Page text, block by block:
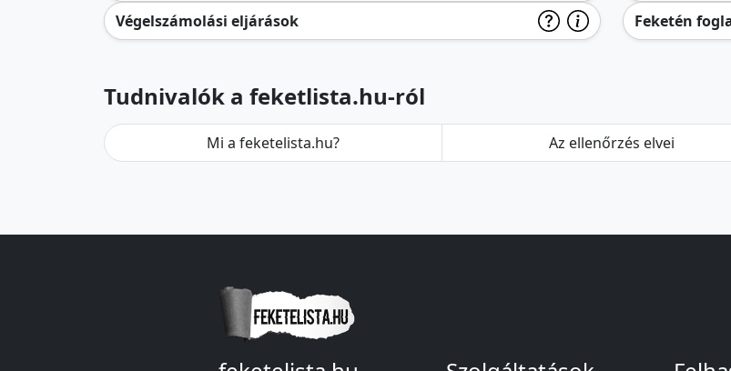
Végelszámolási eljárások
Feketén
Tudnivalók a feketlista.hu-ról
Mi a feketelista.hu? Az ellenőrzés elvei